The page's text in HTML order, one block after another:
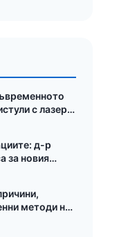
с лазер
д-р
за новия
методи на